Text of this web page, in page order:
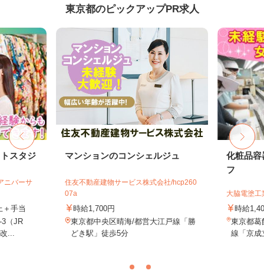
東京都のピックアップPR求人
スタジ
ニバーサ
＋手当
3（JR
...
マンションのコンシェルジュ
住友不動産建物サービス株式会社/hcp260
07a
時給1,700円
東京都中央区晴海/都営大江戸線「勝
どき駅」徒歩5分
化粧品容
フ
大脇電塗工
時給
東京都葛
線「京成